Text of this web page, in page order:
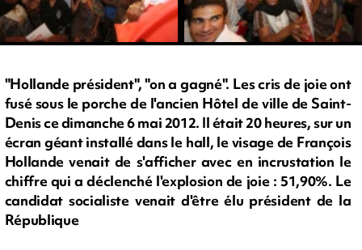
"Hollande président", "on a gagné". Les cris de joie ont
fusé sous le porche de l'ancien Hôtel de ville de Saint-
Denis ce dimanche 6 mai 2012. Il était 20 heures, sur un
écran géant installé dans le hall, le visage de François
Hollande venait de s'afficher avec en incrustation le
chiffre qui a déclenché l'explosion de joie : 51,90%. Le
candidat socialiste venait d'être élu président de la
République